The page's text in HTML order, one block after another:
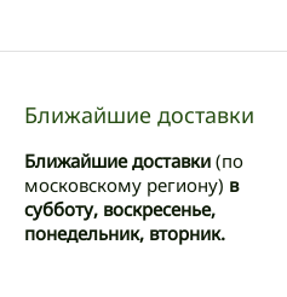
Ближайшие доставки
Ближайшие доставки (по
московскому региону) в
субботу, воскресенье,
понедельник, вторник.